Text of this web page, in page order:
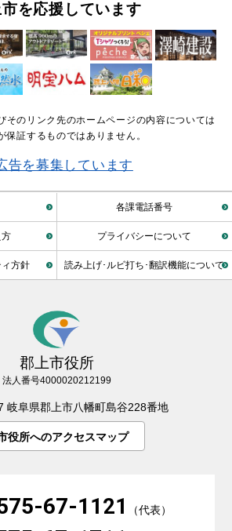
を応援しています
のリンク先のホームページの内容については
保証するものではありません。
告を募集しています
各課電話番号
方 プライバシーについて
方針 読み上げ･ルビ打ち･翻訳機能について
郡上市役所
法人番号4000020212199
岐阜県郡上市八幡町島谷228番地
役所へのアクセスマップ
67-1121 （代表）